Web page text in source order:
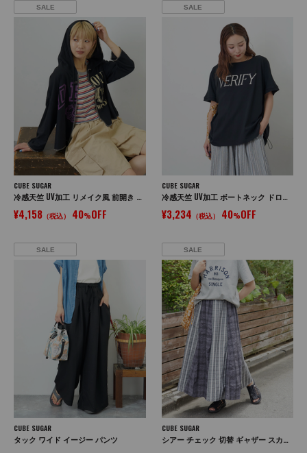
SALE
CUBE SUGAR
冷感天竺 UV加工 リメイク風 前開き パーカー
¥4,158 （税込） 40%OFF
SALE
CUBE SUGAR
冷感天竺 UV加工 ボートネック ドロスト Tシャツ
¥3,234 （税込） 40%OFF
SALE
CUBE SUGAR
タック ワイド イージー パンツ
SALE
CUBE SUGAR
シアー チェック 切替 ギャザー スカート